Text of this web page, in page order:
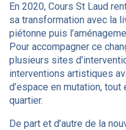
En 2020, Cours St Laud
sa transformation avec la
piétonne puis
Pour accompagner ce
plusieurs sites
interventions artistiques
d’espace en mutation, tout
quartier.
De part et d’autre de la